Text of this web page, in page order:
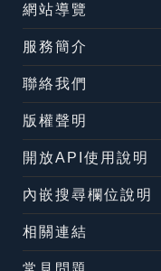
網站導覽
服務簡介
聯絡我們
版權聲明
開放API使用說明
內嵌搜尋欄位說明
相關連結